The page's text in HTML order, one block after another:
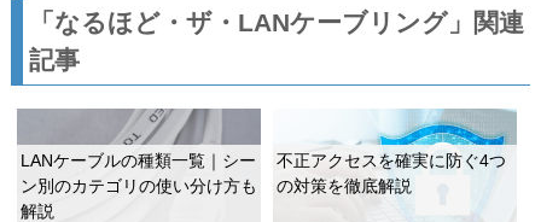
「なるほど・ザ・LANケーブリング」関連
記事
LANケーブルの種類一覧｜シー
ン別のカテゴリの使い分け方も
解説
不正アクセスを確実に防ぐ4つ
の対策を徹底解説